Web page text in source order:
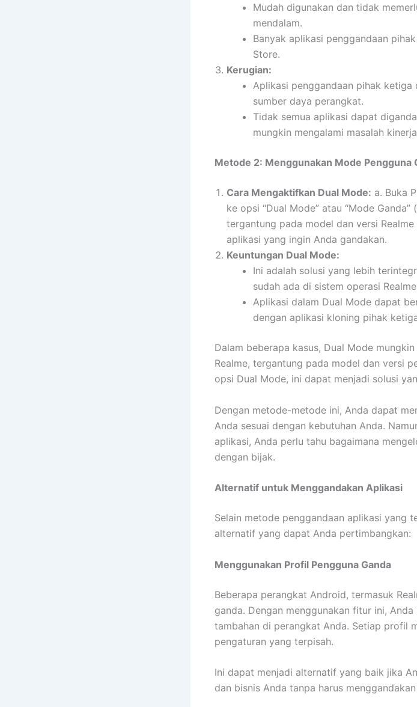
Mudah digunakan dan tidak
mendalam.
Banyak aplikasi penggandaan
Store.
Kerugian:
Aplikasi penggandaan pihak
sumber daya perangkat.
Tidak semua aplikasi dapat
mungkin mengalami masalah
Metode 2: Menggunakan Mode Pengguna
Cara Mengaktifkan Dual Mode: a. Buka
ke opsi “Dual Mode” atau “Mode
tergantung pada model dan versi
aplikasi yang ingin Anda gandakan.
Keuntungan Dual Mode:
Ini adalah solusi yang lebih
sudah ada di sistem operasi
Aplikasi dalam Dual Mode dapat
dengan aplikasi kloning pihak
Dalam beberapa kasus, Dual Mode
Realme, tergantung pada model dan versi
opsi Dual Mode, ini dapat menjadi solusi
Dengan metode-metode ini, Anda dapat
Anda sesuai dengan kebutuhan Anda.
aplikasi, Anda perlu tahu bagaimana
dengan bijak.
Alternatif untuk Menggandakan Aplikasi
Selain metode penggandaan aplikasi yang
alternatif yang dapat Anda pertimbangkan:
Menggunakan Profil Pengguna Ganda
Beberapa perangkat Android, termasuk
ganda. Dengan menggunakan fitur ini,
tambahan di perangkat Anda. Setiap profil
pengaturan yang terpisah.
Ini dapat menjadi alternatif yang baik jika
dan bisnis Anda tanpa harus